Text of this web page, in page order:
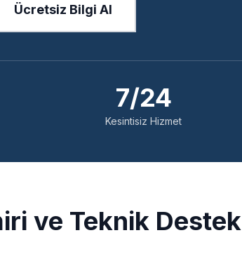
Ücretsiz Bilgi Al
7/24
Kesintisiz Hizmet
ve Teknik Destek